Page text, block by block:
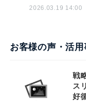
2026.03.19 14:00
お客様の声・活用
戦
ス
好